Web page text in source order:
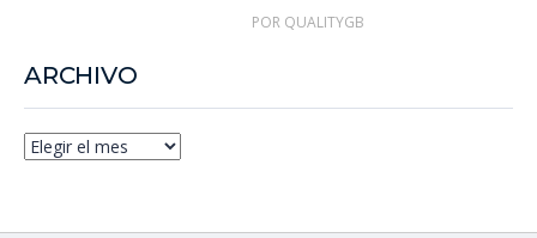
POR QUALITYGB
ARCHIVO